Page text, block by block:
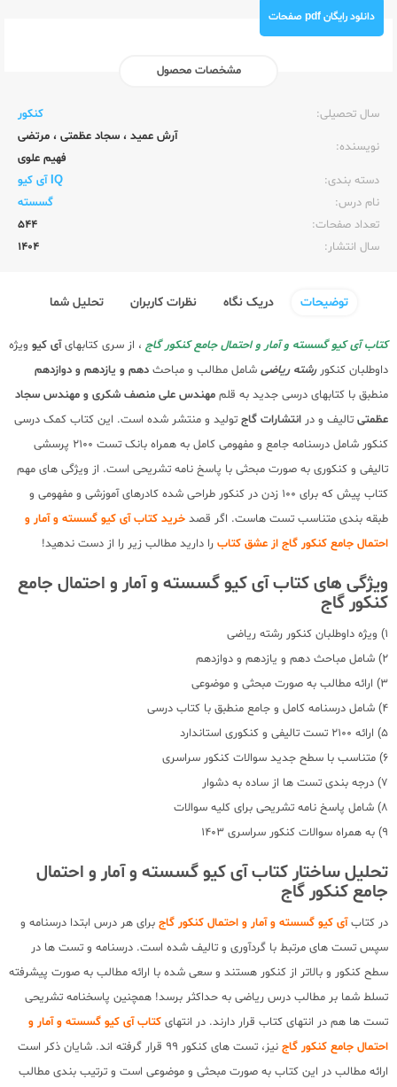
دانلود رایگان pdf صفحات
مشخصات محصول
سال تحصیلی:‌
کنکور
نویسنده:‌
آرش عمید ، سجاد عظمتی ، مرتضی
فهیم علوی
دسته بندی:
IQ آی کیو
نام درس:
گسسته
تعداد صفحات:‌
544
سال انتشار:‌
1404
توضیحات دریک نگاه نظرات کاربران تحلیل شما
کتاب آی کیو گسسته و آمار و احتمال جامع کنکور گاج ، از سری کتابهایآی کیو ویژه
داوطلبان کنکوررشته ریاضی شامل مطالب و مباحث دهم و یازدهم و دوازدهم
منطبق با کتابهای درسی جدید به قلم مهندس علی منصف شکری و مهندس سجاد
عظمتی تالیف و در انتشارات گاج تولید و منتشر شده است. این کتاب کمک درسی
کنکور شامل درسنامه جامع و مفهومی کامل به همراه بانک تست 2100 پرسشی
تالیفی و کنکوری به صورت مبحثی با پاسخ نامه تشریحی است. از ویژگی های مهم
کتاب پیش که برای 100 زدن در کنکور طراحی شده کادرهای آموزشی و مفهومی و
طبقه بندی متناسب تست هاست. اگر قصد خرید کتاب آی کیو گسسته و آمار و
احتمال جامع کنکور گاج از عشق کتاب را دارید مطالب زیر را از دست ندهید!
ویژگی های کتاب آی کیو گسسته و آمار و احتمال جامع
کنکور گاج
1) ویژه داوطلبان کنکور رشته ریاضی
2) شامل مباحث دهم و یازدهم و دوازدهم
3) ارائه مطالب به صورت مبحثی و موضوعی
4) شامل درسنامه کامل و جامع منطبق با کتاب درسی
5) ارائه 2100 تست تالیفی و کنکوری استاندارد
6) متناسب با سطح جدید سوالات کنکور سراسری
7) درجه بندی تست ها از ساده به دشوار
8) شامل پاسخ نامه تشریحی برای کلیه سوالات
9) به همراه سوالات کنکور سراسری 1403
تحلیل ساختار کتاب آی کیو گسسته و آمار و احتمال
جامع کنکور گاج
در کتابآی کیو گسسته و آمار و احتمال کنکور گاج برای هر درس ابتدا درسنامه و
سپس تست های مرتبط با گردآوری و تالیف شده است. درسنامه و تست ها در
سطح کنکور و بالاتر از کنکور هستند و سعی شده با ارائه مطالب به صورت پیشرفته
تسلط شما بر مطالب درس ریاضی به حداکثر برسد! همچنین پاسخنامه تشریحی
تست ها هم در انتهای کتاب قرار دارند. در انتهای کتاب آی کیو گسسته و آمار و
احتمال جامع کنکور گاج
نیز، تست های کنکور 99 قرار گرفته اند. شایان ذکر است
ارائه مطالب در این کتاب به صورت مبحثی و موضوعی است و ترتیب بندی مطالب